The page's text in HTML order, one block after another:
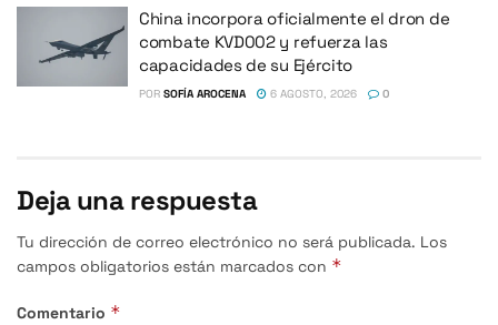
China incorpora oficialmente el dron de
combate KVD002 y refuerza las
capacidades de su Ejército
POR SOFÍA AROCENA 6 AGOSTO, 2026 0
Deja una respuesta
Tu dirección de correo electrónico no será publicada. Los
campos obligatorios están marcados con *
Comentario *